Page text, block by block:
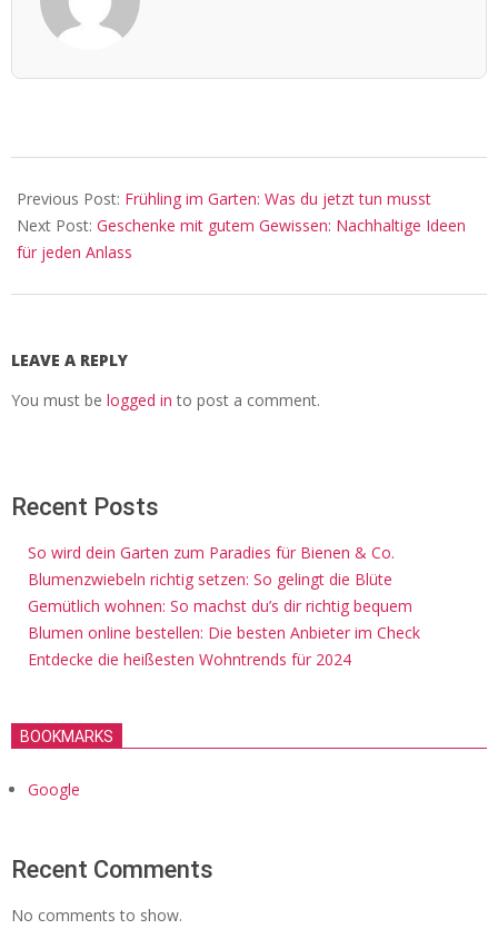
01-
23
Previous Post: Frühling im Garten: Was du jetzt tun musst
Next Post: Geschenke mit gutem Gewissen: Nachhaltige Ideen
für jeden Anlass
LEAVE A REPLY
You must be logged in to post a comment.
Recent Posts
So wird dein Garten zum Paradies für Bienen & Co.
Blumenzwiebeln richtig setzen: So gelingt die Blüte
Gemütlich wohnen: So machst du’s dir richtig bequem
Blumen online bestellen: Die besten Anbieter im Check
Entdecke die heißesten Wohntrends für 2024
BOOKMARKS
Google
Recent Comments
No comments to show.